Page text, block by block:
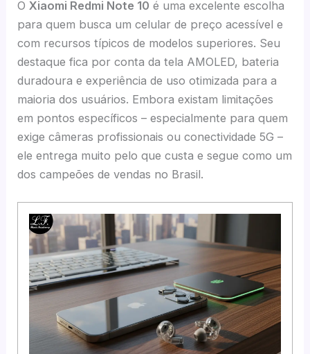
OXiaomi Redmi Note 10 é uma excelente escolha
para quem busca um celular de preço acessível e
com recursos típicos de modelos superiores. Seu
destaque fica por conta da tela AMOLED, bateria
duradoura e experiência de uso otimizada para a
maioria dos usuários. Embora existam limitações
em pontos específicos – especialmente para quem
exige câmeras profissionais ou conectividade 5G –
ele entrega muito pelo que custa e segue como um
dos campeões de vendas no Brasil.